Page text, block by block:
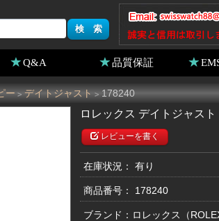
Q&A 品質保証
ー > デイトジャスト > 178240
ロレックス デイトジャス
レビューを書く
在庫状況： 有り
商品番号： 178240
ブランド： ロレックス （